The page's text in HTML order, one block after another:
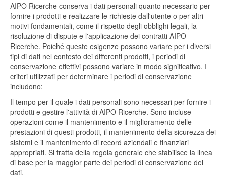
AIPO Ricerche conserva i dati personali quanto necessario per
fornire i prodotti e realizzare le richieste dall'utente o per altri
motivi fondamentali, come il rispetto degli obblighi legali, la
risoluzione di dispute e l'applicazione dei contratti AIPO
Ricerche. Poiché queste esigenze possono variare per i diversi
tipi di dati nel contesto dei differenti prodotti, i periodi di
conservazione effettivi possono variare in modo significativo. I
criteri utilizzati per determinare i periodi di conservazione
includono:
Il tempo per il quale i dati personali sono necessari per fornire i
prodotti e gestire l'attività di AIPO Ricerche. Sono incluse
operazioni come il mantenimento e il miglioramento delle
prestazioni di questi prodotti, il mantenimento della sicurezza dei
sistemi e il mantenimento di record aziendali e finanziari
appropriati. Si tratta della regola generale che stabilisce la linea
di base per la maggior parte dei periodi di conservazione dei
dati.